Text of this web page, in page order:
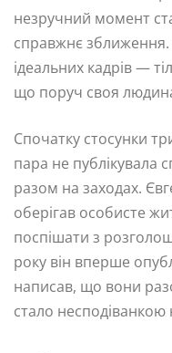
незручний момент
справжнє зближення.
ідеальних кадрів —
що поруч своя
Спочатку стосунки
пара не публікувала
разом на заходах.
оберігав особисте
поспішати з
року він вперше
написав, що вони
стало несподіванкою